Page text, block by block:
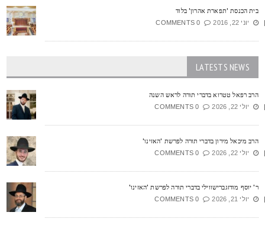
הכנסת 'תפארת אהרון' בלוד
יוני 22, 2016 0 COMMENTS
LATESTS NEWS
רפאל טטרוא בדברי תורה לראש השנה
יולי 22, 2026 0 COMMENTS
מיכאל מירון בדברי תורה לפרשת 'האזינו'
יולי 22, 2026 0 COMMENTS
יוסף מודזגברישווילי בדברי תורה לפרשת 'האזינו'
יולי 21, 2026 0 COMMENTS